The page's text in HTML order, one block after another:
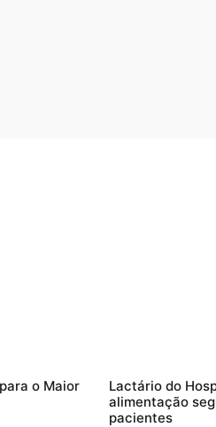
o Maior
Lactário do
alimentação
pacientes